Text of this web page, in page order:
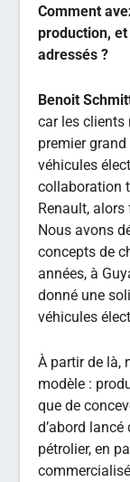
Comment
production,
adressés ?
Benoit
car les clients
premier
véhicules
collaboration
Renault, alors
Nous avons
concepts de
années, à
donné une
véhicules
À partir de là,
modèle :
que de
d’abord
pétrolier, en